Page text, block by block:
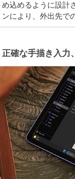
め込めるように設計
ンにより、外出先で
正確な手描き入力